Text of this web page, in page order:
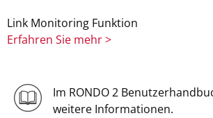
Link Monitoring Funktion
Erfahren Sie mehr >
Im RONDO 2
weitere Informationen.